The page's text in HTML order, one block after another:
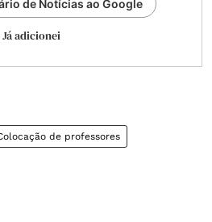
de Notícias ao Google
Já adicionei
de professores